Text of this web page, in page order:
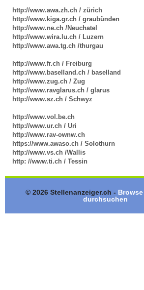
Lehrstellen
finden
Lehrstellen
gratis
inserieren
http://www.awa.zh.ch / zürich
http://www.kiga.gr.ch / graubünden
http://www.ne.ch /Neuchatel
http://www.wira.lu.ch / Luzern
http://www.awa.tg.ch /thurgau
http://www.fr.ch / Freiburg
http://www.baselland.ch / baselland
http://www.zug.ch / Zug
http://www.ravglarus.ch / glarus
http://www.sz.ch / Schwyz
http://www.vol.be.ch
http://www.ur.ch / Uri
http://www.rav-ownw.ch
https://www.awaso.ch / Solothurn
http://www.vs.ch /Wallis
http: //www.ti.ch / Tessin
© 2026 Stellenanzeiger.ch -
durchsuchen